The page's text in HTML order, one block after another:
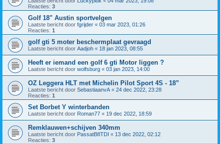
Reacties: 3
Golf 18" Austin sportvelgen
Laatste bericht door fgrijder « 03 mar 2023, 01:26
Reacties: 1
golf gti 5 moter beschermplaat gevraagd
Laatste bericht door Aadjoh « 18 jan 2023, 08:55
Heeft er iemand een golf 6 gti Motor liggen ?
Laatste bericht door wolfsburg « 03 jan 2023, 14:00
OZ Leggera HLT met Michelin Pilot Sport 4S - 18”
Laatste bericht door SebastiaanvA « 24 dec 2022, 23:28
Reacties: 1
Set Borbet Y winterbanden
Laatste bericht door Roman77 « 19 dec 2022, 18:59
Remklauwen+schijven 340mm
Laatste bericht door PassatB8TDI « 13 dec 2022, 02:12
Reacties: 3